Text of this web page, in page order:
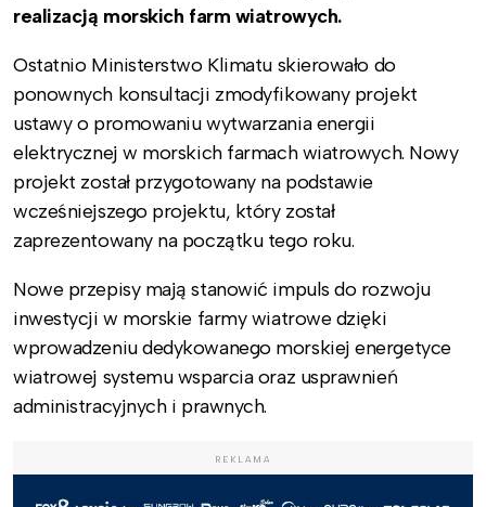
realizacją morskich farm wiatrowych.
Ostatnio Ministerstwo Klimatu skierowało do
ponownych konsultacji zmodyfikowany projekt
ustawy o promowaniu wytwarzania energii
elektrycznej w morskich farmach wiatrowych. Nowy
projekt został przygotowany na podstawie
wcześniejszego projektu, który został
zaprezentowany na początku tego roku.
Nowe przepisy mają stanowić impuls do rozwoju
inwestycji w morskie farmy wiatrowe dzięki
wprowadzeniu dedykowanego morskiej energetyce
wiatrowej systemu wsparcia oraz usprawnień
administracyjnych i prawnych.
REKLAMA